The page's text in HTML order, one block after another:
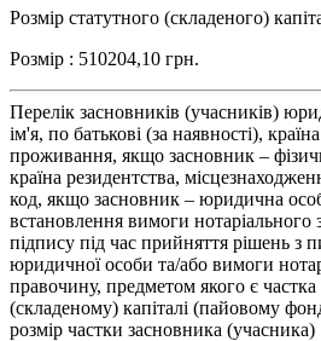
Розмір статутного (складеного)
Розмір : 510204,10 грн.
Перелік засновників (учасників)
ім'я, по батькові (за наявності),
проживання, якщо засновник –
країна резидентства,
код, якщо засновник – юридична
встановлення вимоги нотаріального
підпису під час прийняття рішень з
юридичної особи та/або вимоги
правочину, предметом якого є
(складеному) капіталі (пайовому
розмір частки засновника (учасника)